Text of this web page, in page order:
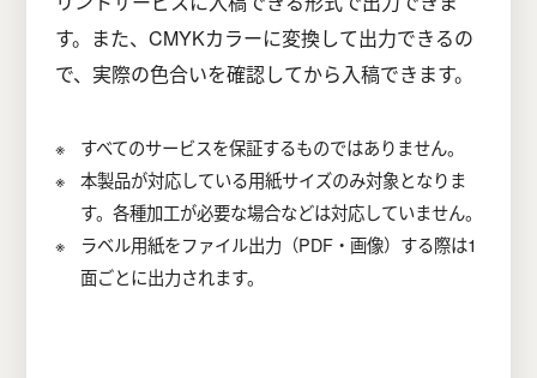
す。また、CMYKカラーに変換して出力できるの
で、実際の色合いを確認してから入稿できます。
すべてのサービスを保証するものではありません。
本製品が対応している用紙サイズのみ対象となりま
す。各種加工が必要な場合などは対応していません。
ラベル用紙をファイル出力（PDF・画像）する際は1
面ごとに出力されます。